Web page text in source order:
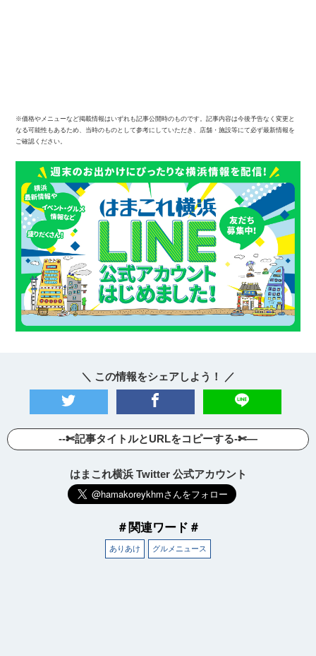
※価格やメニューなど掲載情報はいずれも記事公開時のものです。記事内容は今後予告なく変更と
なる可能性もあるため、当時のものとして参考にしていただき、店舗・施設等にて必ず最新情報を
ご確認ください。
＼ この情報をシェアしよう！ ／
--✄記事タイトルとURLをコピーする-✄—
はまこれ横浜 Twitter 公式アカウント
＃関連ワード＃
ありあけ グルメニュース